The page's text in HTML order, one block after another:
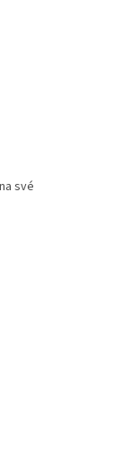
své